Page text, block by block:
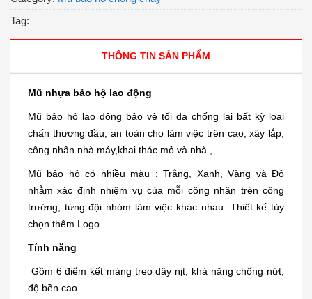
Tag:
THÔNG TIN SẢN PHẨM
Mũ nhựa bảo hộ lao động
Mũ bảo hộ lao động bảo vệ tối đa chống lại bất kỳ loại
chấn thương đầu, an toàn cho làm việc trên cao, xây lắp,
công nhân nhà máy,khai thác mỏ và nhà ,….
Mũ bảo hộ có nhiều màu : Trắng, Xanh, Vàng và Đỏ
nhằm xác định nhiệm vụ của mỗi công nhân trên công
trường, từng đội nhóm làm việc khác nhau. Thiết kế tùy
chọn thêm Logo
Tính năng
Gồm 6 điểm kết màng treo dây nịt, khả năng chống nứt,
độ bền cao.